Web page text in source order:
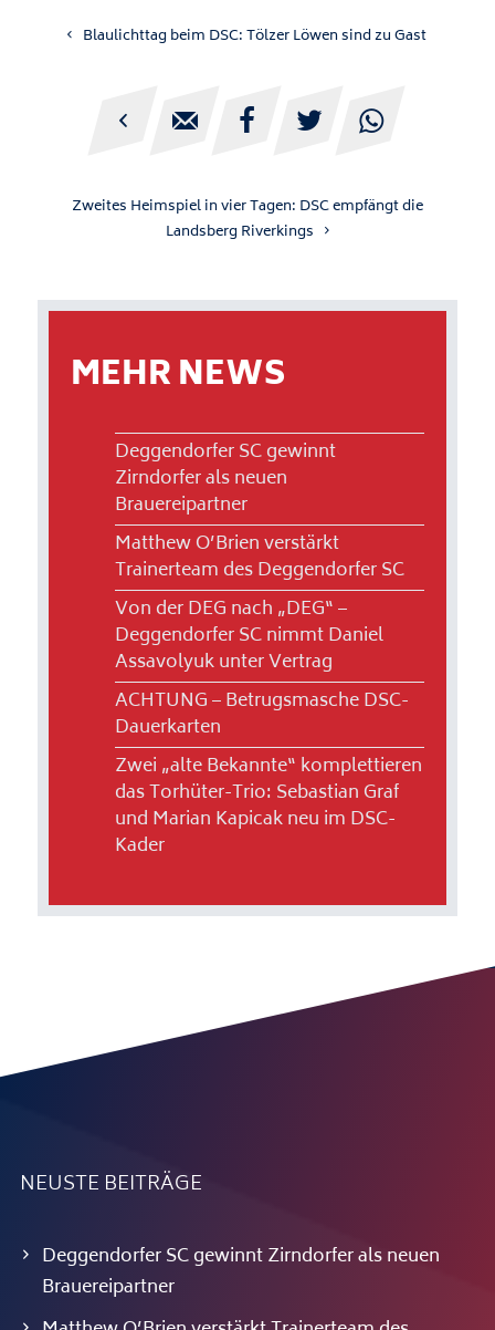
Blaulichttag beim DSC: Tölzer Löwen sind zu Gast
    
Zweites Heimspiel in vier Tagen: DSC empfängt die
Landsberg Riverkings
MEHR NEWS
Deggendorfer SC gewinnt
Zirndorfer als neuen
Brauereipartner
Matthew O’Brien verstärkt
Trainerteam des Deggendorfer SC
Von der DEG nach „DEG“ –
Deggendorfer SC nimmt Daniel
Assavolyuk unter Vertrag
ACHTUNG – Betrugsmasche DSC-
Dauerkarten
Zwei „alte Bekannte“ komplettieren
das Torhüter-Trio: Sebastian Graf
und Marian Kapicak neu im DSC-
Kader
NEUSTE BEITRÄGE
Deggendorfer SC gewinnt Zirndorfer als neuen
Brauereipartner